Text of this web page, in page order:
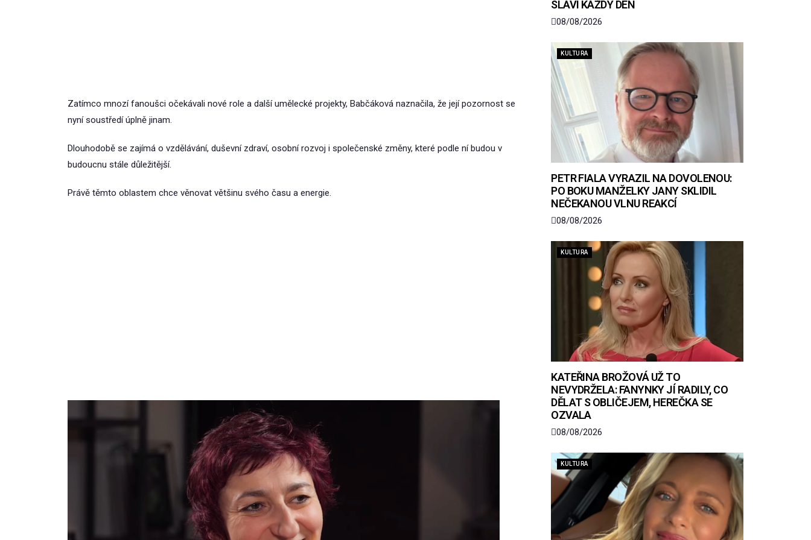
Zatímco mnozí fanoušci očekávali nové role a další umělecké projekty, Babčáková naznačila, že její pozornost se
nyní soustředí úplně jinam.
Dlouhodobě se zajímá o vzdělávání, duševní zdraví, osobní rozvoj i společenské změny, které podle ní budou v
budoucnu stále důležitější.
Právě těmto oblastem chce věnovat většinu svého času a energie.
SLAVÍ KAŽDÝ DEN
08/08/2026
KULTURA
PETR FIALA VYRAZIL NA DOVOLENOU:
PO BOKU MANŽELKY JANY SKLIDIL
NEČEKANOU VLNU REAKCÍ
08/08/2026
KULTURA
KATEŘINA BROŽOVÁ UŽ TO
NEVYDRŽELA: FANYNKY JÍ RADILY, CO
DĚLAT S OBLIČEJEM, HEREČKA SE
OZVALA
08/08/2026
KULTURA